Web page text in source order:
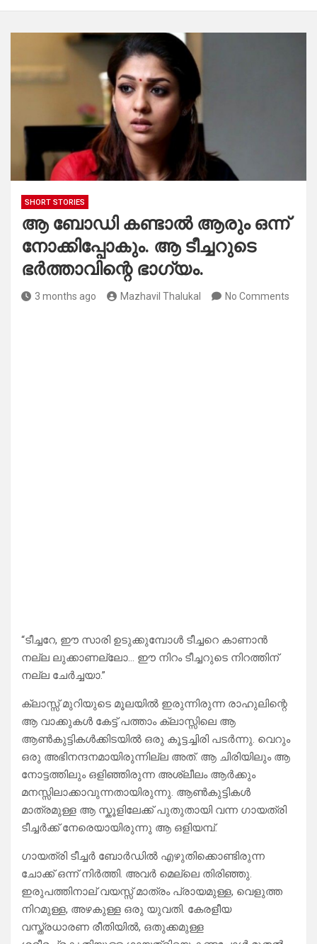
SHORT STORIES
ആ ബോഡി കണ്ടാൽ ആരും ഒന്ന്
നോക്കിപ്പോകും. ആ ടീച്ചറുടെ
ഭർത്താവിന്റെ ഭാഗ്യം.
3 months ago Mazhavil Thalukal No Comments
“ടീച്ചറേ, ഈ സാരി ഉടുക്കുമ്പോൾ ടീച്ചറെ കാണാൻ
നല്ല ലുക്കാണല്ലോ… ഈ നിറം ടീച്ചറുടെ നിറത്തിന്
നല്ല ചേർച്ചയാ.”
ക്ലാസ്സ് മുറിയുടെ മൂലയിൽ ഇരുന്നിരുന്ന രാഹുലിന്റെ
ആ വാക്കുകൾ കേട്ട് പത്താം ക്ലാസ്സിലെ ആ
ആൺകുട്ടികൾക്കിടയിൽ ഒരു കൂട്ടച്ചിരി പടർന്നു. വെറും
ഒരു അഭിനന്ദനമായിരുന്നില്ല അത്. ആ ചിരിയിലും ആ
നോട്ടത്തിലും ഒളിഞ്ഞിരുന്ന അശ്ലീലം ആർക്കും
മനസ്സിലാക്കാവുന്നതായിരുന്നു. ആൺകുട്ടികൾ
മാത്രമുള്ള ആ സ്കൂളിലേക്ക് പുതുതായി വന്ന ഗായത്രി
ടീച്ചർക്ക് നേരെയായിരുന്നു ആ ഒളിയമ്പ്.
ഗായത്രി ടീച്ചർ ബോർഡിൽ എഴുതിക്കൊണ്ടിരുന്ന
ചോക്ക് ഒന്ന് നിർത്തി. അവർ മെല്ലെ തിരിഞ്ഞു.
ഇരുപത്തിനാല് വയസ്സ് മാത്രം പ്രായമുള്ള, വെളുത്ത
നിറമുള്ള, അഴകുള്ള ഒരു യുവതി. കേരളീയ
വസ്ത്രധാരണ രീതിയിൽ, ഒതുക്കമുള്ള